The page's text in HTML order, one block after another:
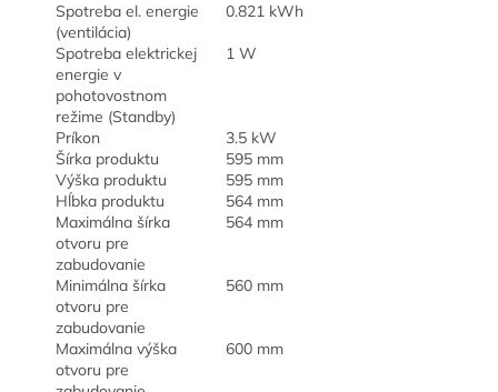
Spotreba el. energie
(ventilácia)
0.821 kWh
Spotreba elektrickej
energie v
pohotovostnom
režime (Standby)
1 W
Príkon
3.5 kW
Šírka produktu
595 mm
Výška produktu
595 mm
Hĺbka produktu
564 mm
Maximálna šírka
otvoru pre
zabudovanie
564 mm
Minimálna šírka
otvoru pre
zabudovanie
560 mm
Maximálna výška
otvoru pre
600 mm